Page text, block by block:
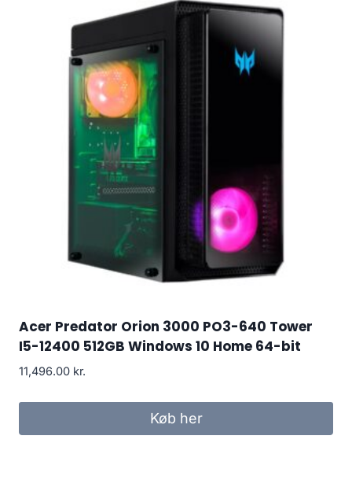
Acer Predator Orion 3000 PO3-640 Tower
I5-12400 512GB Windows 10 Home 64-bit
11,496.00 kr.
Køb her